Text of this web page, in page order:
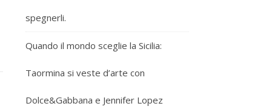
spegnerli.
Quando il mondo sceglie la Sicilia:
Taormina si veste d’arte con
Dolce&Gabbana e Jennifer Lopez